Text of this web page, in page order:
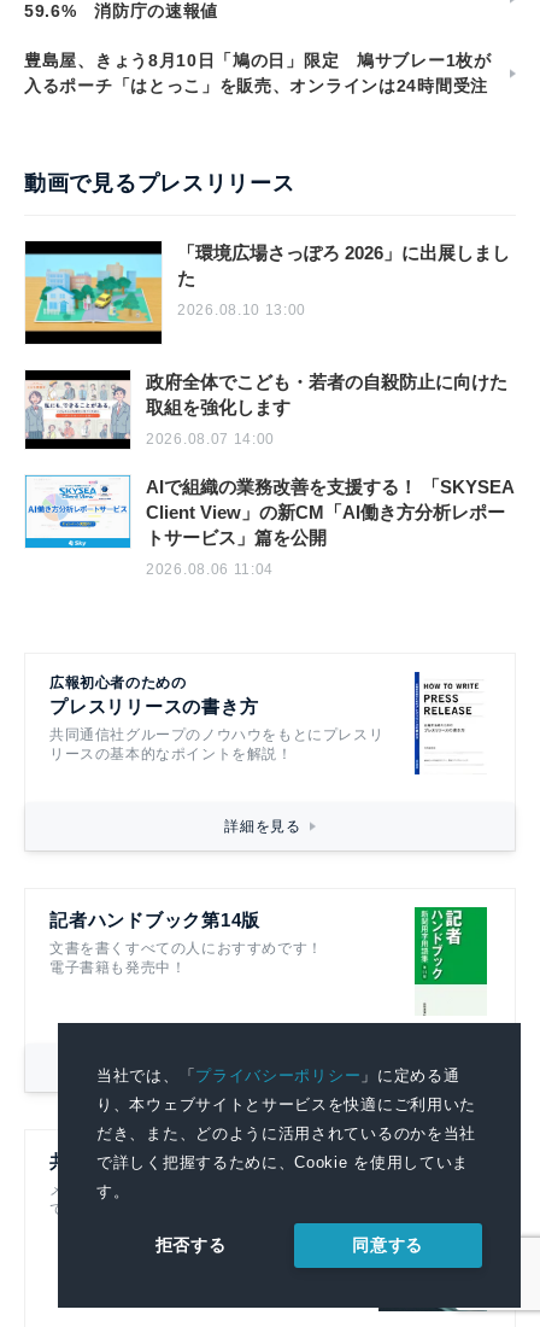
当社では、「プライバシーポリシー 」に定める通
り、本ウェブサイトとサービスを快適にご利用いた
だき、また、どのように活用されているのかを当社
で詳しく把握するために、Cookie を使用していま
す。
拒否する 同意する
59.6% 消防庁の速報値
豊島屋、きょう8月10日「鳩の日」限定 鳩サブレー1枚が
入るポーチ「はとっこ」を販売、オンラインは24時間受注
動画で見るプレスリリース
「環境広場さっぽろ 2026」に出展しまし
た
2026.08.10 13:00
政府全体でこども・若者の自殺防止に向けた
取組を強化します
2026.08.07 14:00
AIで組織の業務改善を支援する！ 「SKYSEA
Client View」の新CM「AI働き方分析レポー
トサービス」篇を公開
2026.08.06 11:04
広報初心者のための
プレスリリースの書き方
共同通信社グループのノウハウをもとにプレスリ
リースの基本的なポイントを解説！
詳細を見る
記者ハンドブック第14版
文書を書くすべての人におすすめです！
電子書籍も発売中！
詳細を見る
共同通信リアルタイムニュース
メディアに提供している記事をそのまま閲覧
できる広報部門必見のニュース配信サービス